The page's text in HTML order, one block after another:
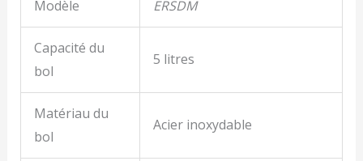
Modèle ERSDM
Capacité du
bol
5 litres
Matériau du
bol
Acier inoxydable